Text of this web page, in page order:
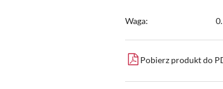
Waga:
Pobierz produkt do